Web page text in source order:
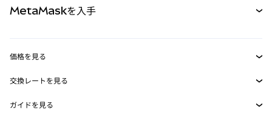
RWA
MetaMask Connect
Snaps
MetaMaskを入手
セキュリティ
価格を見る
イーサリアムの価格
Solanaの価格
交換レートを見る
ETH→USD
ガイドを見る